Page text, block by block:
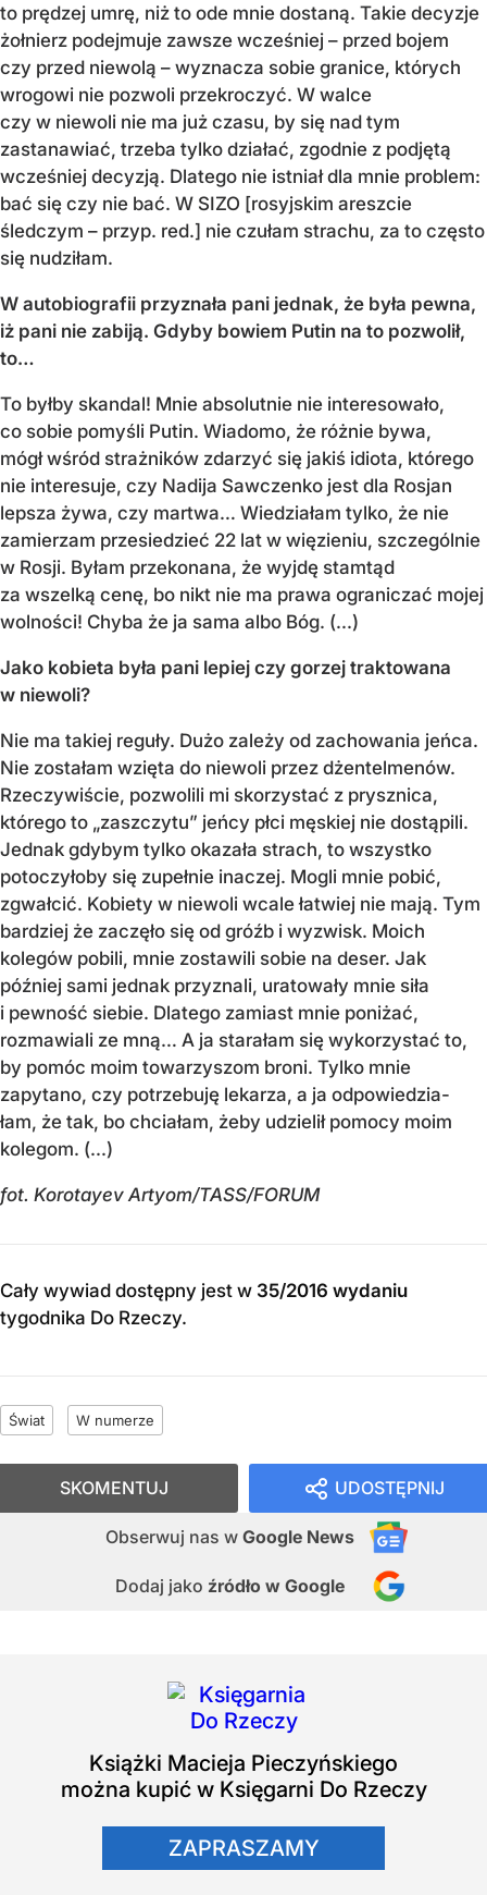
to prędzej umrę, niż to ode mnie dostaną. Takie decyzje
żołnierz podejmuje zawsze wcześniej – przed bojem
czy przed niewolą – wyznacza sobie granice, których
wrogowi nie pozwoli przekroczyć. W walce
czy w niewoli nie ma już czasu, by się nad tym
zastanawiać, trzeba tylko działać, zgodnie z podjętą
wcześniej decyzją. Dlatego nie istniał dla mnie problem:
bać się czy nie bać. W SIZO [rosyjskim areszcie
śledczym – przyp. red.] nie czułam strachu, za to często
się nudziłam.
W autobiografii przyznała pani jednak, że była pewna,
iż pani nie zabiją. Gdyby bowiem Putin na to pozwolił,
to…
To byłby skandal! Mnie absolutnie nie interesowało,
co sobie pomyśli Putin. Wiadomo, że różnie bywa,
mógł wśród strażników zdarzyć się jakiś idiota, którego
nie interesuje, czy Nadija Sawczenko jest dla Rosjan
lepsza żywa, czy martwa… Wiedziałam tylko, że nie
zamierzam przesiedzieć 22 lat w więzieniu, szczególnie
w Rosji. Byłam przekonana, że wyjdę stamtąd
za wszelką cenę, bo nikt nie ma prawa ograniczać mojej
wolności! Chyba że ja sama albo Bóg. (...)
Jako kobieta była pani lepiej czy gorzej traktowana
w niewoli?
Nie ma takiej reguły. Dużo zależy od zachowania jeńca.
Nie zostałam wzięta do niewoli przez dżentelmenów.
Rzeczywiście, pozwolili mi skorzystać z prysznica,
którego to „zaszczytu” jeńcy płci męskiej nie dostąpili.
Jednak gdybym tylko okazała strach, to wszystko
potoczyłoby się zupełnie inaczej. Mogli mnie pobić,
zgwałcić. Kobiety w niewoli wcale łatwiej nie mają. Tym
bardziej że zaczęło się od gróźb i wyzwisk. Moich
kolegów pobili, mnie zostawili sobie na deser. Jak
później sami jednak przyznali, uratowały mnie siła
i pewność siebie. Dlatego zamiast mnie poniżać,
rozmawiali ze mną… A ja starałam się wykorzystać to,
by pomóc moim towarzyszom broni. Tylko mnie
zapytano, czy potrzebuję lekarza, a ja odpowiedzia-
łam, że tak, bo chciałam, żeby udzielił pomocy moim
kolegom. (...)
fot. Korotayev Artyom/TASS/FORUM
Cały wywiad dostępny jest w 35/2016 wydaniu
tygodnika Do Rzeczy.
Świat W numerze
UDOSTĘPNIJ
Obserwuj nas w Google News
Dodaj jako źródło w Google
SKOMENTUJ
Książki Macieja Pieczyńskiego
można kupić w Księgarni Do Rzeczy
ZAPRASZAMY